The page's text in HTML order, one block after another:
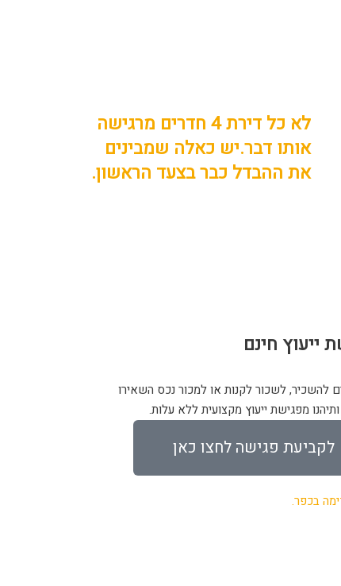
לא כל דירת 4 חדרים מרגישה
אותו דבר.יש כאלה שמבינים
את ההבדל כבר בצעד הראשון.
ייעוץ חינם
להשכיר, לשכור לקנות או למכור נכס השאירו
מפגישת ייעוץ מקצועית ללא עלות.
לקביעת פגישה לחצו כאן
בכפר.